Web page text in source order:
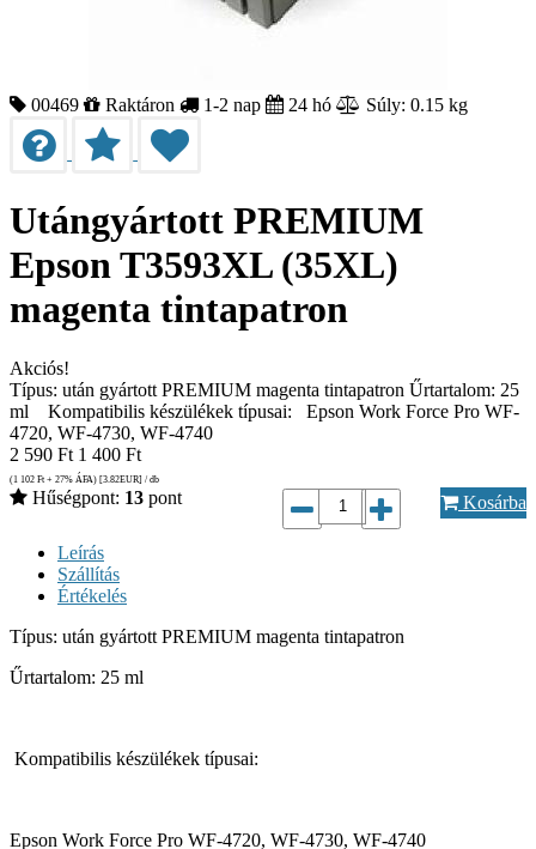
00469 Raktáron 1-2 nap 24 hó Súly: 0.15 kg
Utángyártott PREMIUM
Epson T3593XL (35XL)
magenta tintapatron
Akciós!
Típus: után gyártott PREMIUM magenta tintapatron Űrtartalom: 25
ml Kompatibilis készülékek típusai: Epson Work Force Pro WF-
4720, WF-4730, WF-4740
2 590 Ft 1 400 Ft
(1 102 Ft + 27% ÁFA) [3.82EUR] / db
Hűségpont: 13 pont Kosárba
Leírás
Szállítás
Értékelés
Típus: után gyártott PREMIUM magenta tintapatron
Űrtartalom: 25 ml
Kompatibilis készülékek típusai:
Epson Work Force Pro WF-4720, WF-4730, WF-4740